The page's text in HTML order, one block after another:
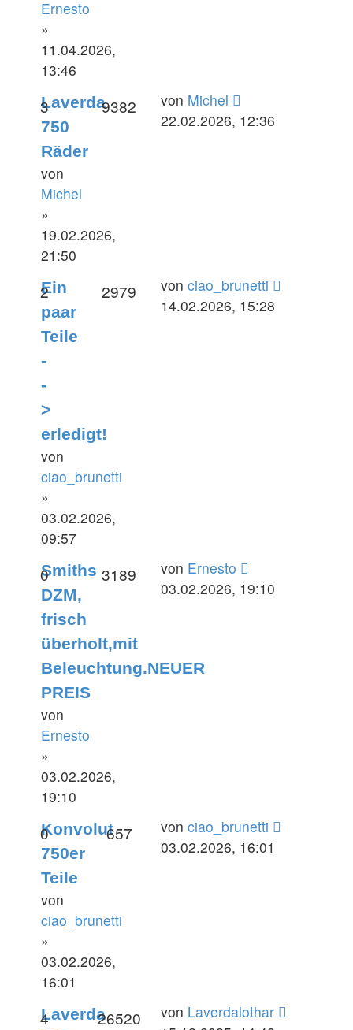
Ernesto
»
11.04.2026,
13:46
Laverda
750
Räder
von
Michel
»
19.02.2026,
21:50
3Antworten9382 Zugriffe
Letzter
Beitrag
von Michel
22.02.2026, 12:36
Ein
paar
Teile
-
-
>
erledigt!
von
ciao_brunetti
»
03.02.2026,
09:57
2Antworten2979 Zugriffe
Letzter
Beitrag
von ciao_brunetti
14.02.2026, 15:28
Smiths
DZM,
frisch
überholt,mit
Beleuchtung.NEUER
PREIS
von
Ernesto
»
03.02.2026,
19:10
0Antworten3189 Zugriffe
Letzter
Beitrag
von Ernesto
03.02.2026, 19:10
Konvolut
750er
Teile
von
ciao_brunetti
»
03.02.2026,
16:01
0Antworten657ZugriffeLetzter
Beitrag
von ciao_brunetti
03.02.2026, 16:01
Laverda
4Antworten26520Zugriffe
Letzter
von Laverdalothar